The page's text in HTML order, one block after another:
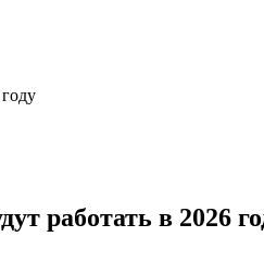
работать в 2026